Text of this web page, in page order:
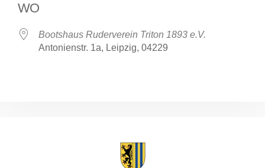
WO
Bootshaus Ruderverein Triton 1893 e.V.
Antonienstr. 1a, Leipzig, 04229